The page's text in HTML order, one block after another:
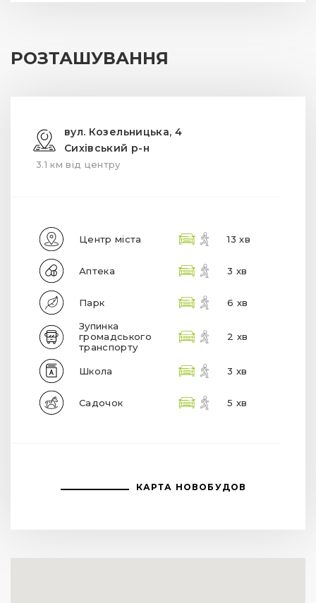
РОЗТАШУВАННЯ
вул. Козельницька, 4
Сихівський р-н
3.1 км від центру
Центр міста 13 хв
Аптека 3 хв
Парк 6 хв
Зупинка
громадського
транспорту
2 хв
Школа 3 хв
Садочок 5 хв
КАРТА НОВОБУДОВ